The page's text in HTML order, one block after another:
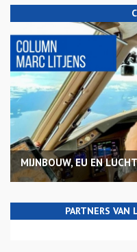
MIJNBOUW, EU EN
PARTNERS VAN